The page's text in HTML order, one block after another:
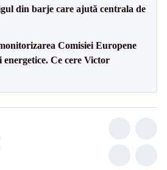
din barje care ajută centrala de
Comisiei Europene
energetice. Ce cere Victor